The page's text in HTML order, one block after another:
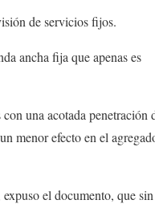
de servicios fijos.
ancha fija que apenas es
una acotada penetración
menor efecto en el
el documento, que sin